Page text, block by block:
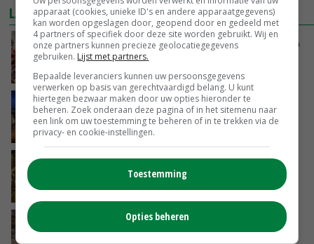
LAATSTE NIEUWS
Oorlogen en El Niño stuwen voedselprijzen op
VANDAAG, 15:04
Nettowinst Royal A-ware onder druk ondanks
hogere omzet
VANDAAG, 14:35
Aandeel China in wereldwijde fritesexport
neemt verder toe
VANDAAG, 14:01
Eierprijzen lijken dieptepunt achter zich te
laten
apparaat (cookies, unieke ID's en andere apparaatgegevens)
kan worden opgeslagen door, geopend door en gedeeld met
4 partners of specifiek door deze site worden gebruikt. Wij en
onze partners kunnen precieze geolocatiegegevens
gebruiken. Lijst met partners.
Bepaalde leveranciers kunnen uw persoonsgegevens
verwerken op basis van gerechtvaardigd belang. U kunt
hiertegen bezwaar maken door uw opties hieronder te
beheren. Zoek onderaan deze pagina of in het sitemenu naar
een link om uw toestemming te beheren of in te trekken via de
privacy- en cookie-instellingen.
Toestemming
Opties beheren